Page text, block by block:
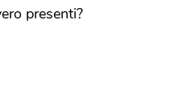
presenti?